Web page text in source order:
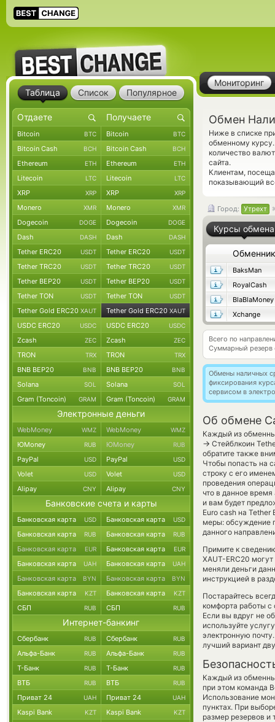
Мониторинг
Обмен
Ниже в списке
обменному
количество
сайта.
Клиентам,
показывающий
Город: Утрехт
Курсы обмена
Обменник
BaksMan
RoyalCash
BlaBlaMoney
Xchange
Всего по
Суммарный резерв
Обмены наличных
фиксирования
сервисом в
Об обмене
Каждый из
→ Стейблкоин
обратите также
Чтобы попасть на
строку с его
проведения
что в данное
и вам будет
Euro cash на
меры: обсуждение
данного
Примите к
XAUT-ERC20
меняли деньги
инструкцией в
Постарайтесь
комфорта работы
Если вы вдруг не
используйте
электронную
лучший вариант
Каждый из
при этом команда
Использование
пунктах. При
размер резервов и
Таблица Список Популярное
Bitcoin BTC Bitcoin BTC
Bitcoin Cash BCH Bitcoin Cash BCH
Ethereum ETH Ethereum ETH
Litecoin LTC Litecoin LTC
XRP XRP XRP XRP
Monero XMR Monero XMR
Dogecoin DOGE Dogecoin DOGE
Dash DASH Dash DASH
Tether ERC20 USDT Tether ERC20 USDT
Tether TRC20 USDT Tether TRC20 USDT
Tether BEP20 USDT Tether BEP20 USDT
Tether TON USDT Tether TON USDT
Tether Gold ERC20 XAUT Tether Gold ERC20 XAUT
USDC ERC20 USDC USDC ERC20 USDC
Zcash ZEC Zcash ZEC
TRON TRX TRON TRX
BNB BEP20 BNB BNB BEP20 BNB
Solana SOL Solana SOL
Gram (Toncoin) GRAM Gram (Toncoin) GRAM
Электронные деньги
WebMoney WMZ WebMoney WMZ
ЮMoney RUB ЮMoney RUB
PayPal USD PayPal USD
Volet USD Volet USD
Alipay CNY Alipay CNY
Банковские счета и карты
Банковская карта USD Банковская карта USD
Банковская карта RUB Банковская карта RUB
Банковская карта EUR Банковская карта EUR
Банковская карта UAH Банковская карта UAH
Банковская карта BYN Банковская карта BYN
Банковская карта KZT Банковская карта KZT
СБП RUB СБП RUB
Интернет-банкинг
Сбербанк RUB Сбербанк RUB
Альфа-Банк RUB Альфа-Банк RUB
Т-Банк RUB Т-Банк RUB
ВТБ RUB ВТБ RUB
Приват 24 UAH Приват 24 UAH
Kaspi Bank KZT Kaspi Bank KZT